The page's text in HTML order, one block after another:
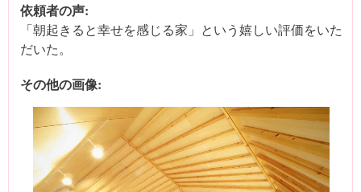
依頼者の声:
「朝起きると幸せを感じる家」という嬉しい評価をいた
だいた。
その他の画像: